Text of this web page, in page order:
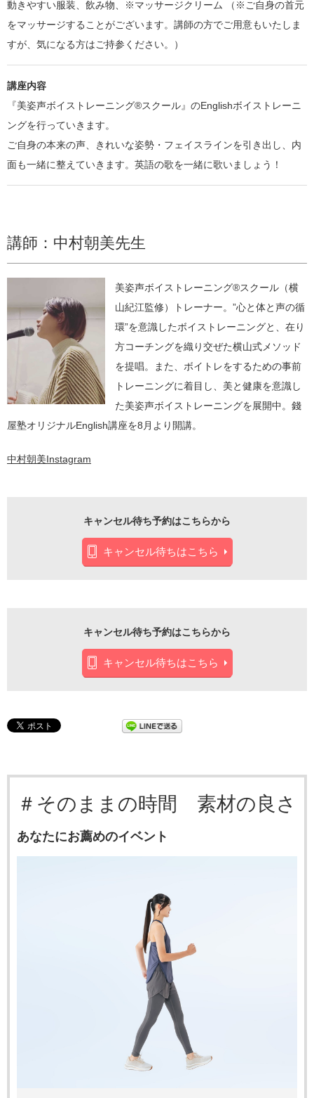
動きやすい服装、飲み物、※マッサージクリーム （※ご自身の首元
をマッサージすることがございます。講師の方でご用意もいたしま
すが、気になる方はご持参ください。）
講座内容
『美姿声ボイストレーニング®️スクール』のEnglishボイストレーニ
ングを行っていきます。
ご自身の本来の声、きれいな姿勢・フェイスラインを引き出し、内
面も一緒に整えていきます。英語の歌を一緒に歌いましょう！
講師：中村朝美先生
美姿声ボイストレーニング®️スクール（横
山紀江監修）トレーナー。”心と体と声の循
環”を意識したボイストレーニングと、在り
方コーチングを織り交ぜた横山式メソッド
を提唱。また、ボイトレをするための事前
トレーニングに着目し、美と健康を意識し
た美姿声ボイストレーニングを展開中。錢
屋塾オリジナルEnglish講座を8月より開講。
中村朝美Instagram
キャンセル待ち予約はこちらから
キャンセル待ちはこちら
キャンセル待ち予約はこちらから
キャンセル待ちはこちら
＃そのままの時間 素材の良さ
あなたにお薦めのイベント